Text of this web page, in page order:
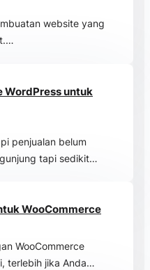
website yang
WordPress untuk
penjualan belum
tapi sedikit…
WooCommerce
WooCommerce
terlebih jika Anda…